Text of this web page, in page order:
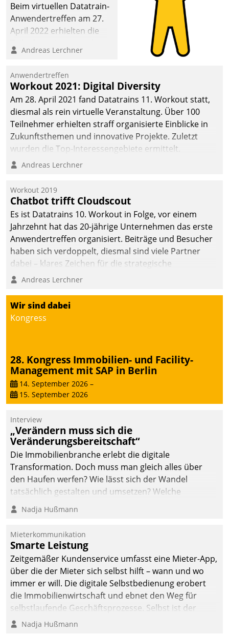
Beim virtuellen Datatrain-
Anwendertreffen am 27.
April 2022 erhielten die
Teilnehmer kurzweilige
Cloud-Strategien und -
Lösungen mit hohem
Zukunftspotenzial.
Andreas Lerchner
Anwendertreffen
Workout 2021: Digital Diversity
Am 28. April 2021 fand Datatrains 11. Workout statt,
diesmal als rein virtuelle Veranstaltung. Über 100
Teilnehmer erhielten straff organisierte Einblicke in
Zukunftsthemen und innovative Projekte. Zuletzt
wurden die Top-Interessengebiete ermittelt.
Andreas Lerchner
Workout 2019
Chatbot trifft Cloudscout
Es ist Datatrains 10. Workout in Folge, vor einem
Jahrzehnt hat das 20-jährige Unternehmen das erste
Anwendertreffen organisiert. Beiträge und Besucher
haben sich verdoppelt, diesmal sind viele Partner
dabei – klares Zeichen für die strategische
Fokussierung auf den Kunden.
Andreas Lerchner
Wir sind dabei
Kongress
28. Kongress Immobilien- und Facility-
Management mit SAP in Berlin
14. September 2026 –
15. September 2026
Interview
„Verändern muss sich die
Veränderungsbereitschaft“
Die Immobilienbranche erlebt die digitale
Transformation. Doch muss man gleich alles über
den Haufen werfen? Wie lässt sich der Wandel
tatsächlich gestalten und umsetzen? Welche
Argumente zählen wirklich?
Nadja Hußmann
Mieterkommunikation
Smarte Leistung
Zeitgemäßer Kundenservice umfasst eine Mieter-App,
über die der Mieter sich selbst hilft – wann und wo
immer er will. Die digitale Selbstbedienung erobert
die Immobilienwirtschaft und ebnet den Weg für
selbstlaufende Geschäftsprozesse. Selbst ist der
Kunde und smart der Serviceanbieter.
Nadja Hußmann